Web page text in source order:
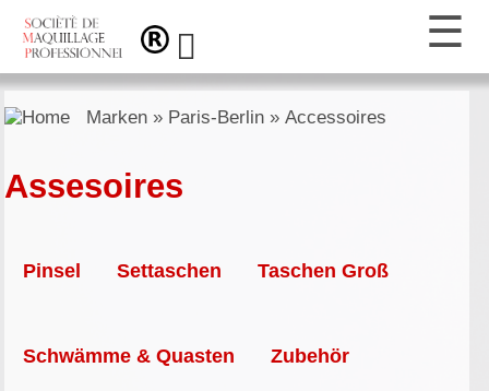
Marken » Paris-Berlin »Accessoires
Assesoires
Pinsel Settaschen Taschen Groß
Schwämme & Quasten Zubehör